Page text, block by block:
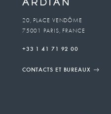
To
email
20, PLACE VENDÔME
75001 PARIS, FRANCE
+33 1 41 71 92 00
CONTACTS ET BUREAUX